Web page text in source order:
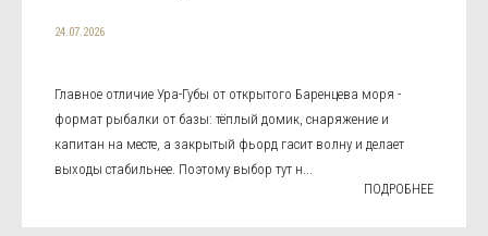
24.07.2026
Главное отличие Ура-Губы от открытого Баренцева моря -
формат рыбалки от базы: тёплый домик, снаряжение и
капитан на месте, а закрытый фьорд гасит волну и делает
выходы стабильнее. Поэтому выбор тут н...
ПОДРОБНЕЕ